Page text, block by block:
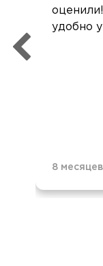
удобно
8